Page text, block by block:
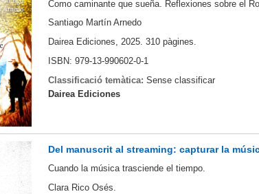
Como caminante que sueña. Reflexiones sobre el
Santiago Martín Arnedo
Dairea Ediciones, 2025. 310 pàgines.
ISBN: 979-13-990602-0-1
Classificació temàtica: Sense classificar
Dairea Ediciones
Del manuscrit al streaming: capturar la
Cuando la música trasciende el tiempo.
Clara Rico Osés.